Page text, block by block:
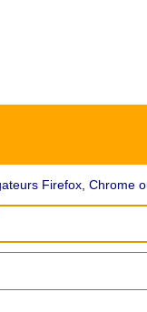
Firefox, Chrome